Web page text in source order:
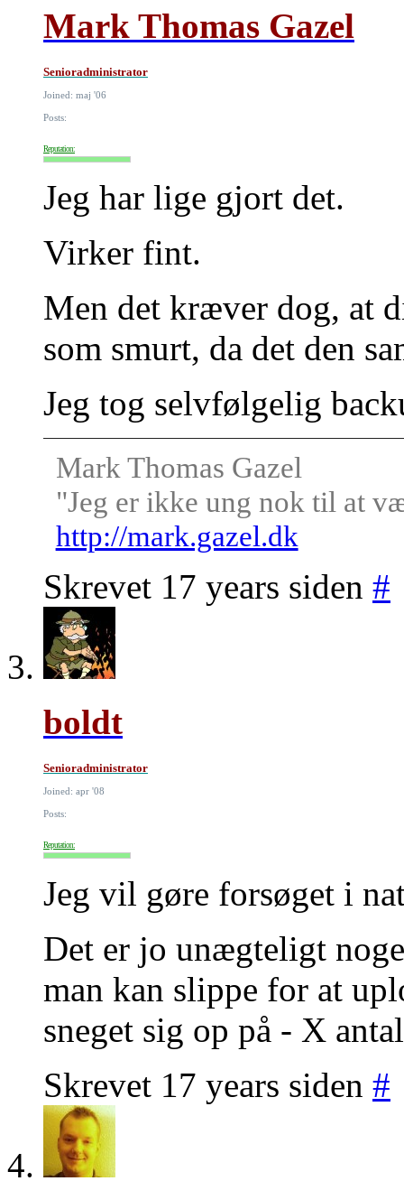
Mark Thomas Gazel
Senioradministrator
Joined: maj '06
Posts:
Reputation:
Jeg har lige gjort det.
Virker fint.
Men det kræver dog, at
som smurt, da det den
Jeg tog selvfølgelig
Mark Thomas Gazel
"Jeg er ikke ung nok til at
http://mark.gazel.dk
Skrevet 17 years siden #
boldt
Senioradministrator
Joined: apr '08
Posts:
Reputation:
Jeg vil gøre forsøget i
Det er jo unægteligt
man kan slippe for at
sneget sig op på - X
Skrevet 17 years siden #